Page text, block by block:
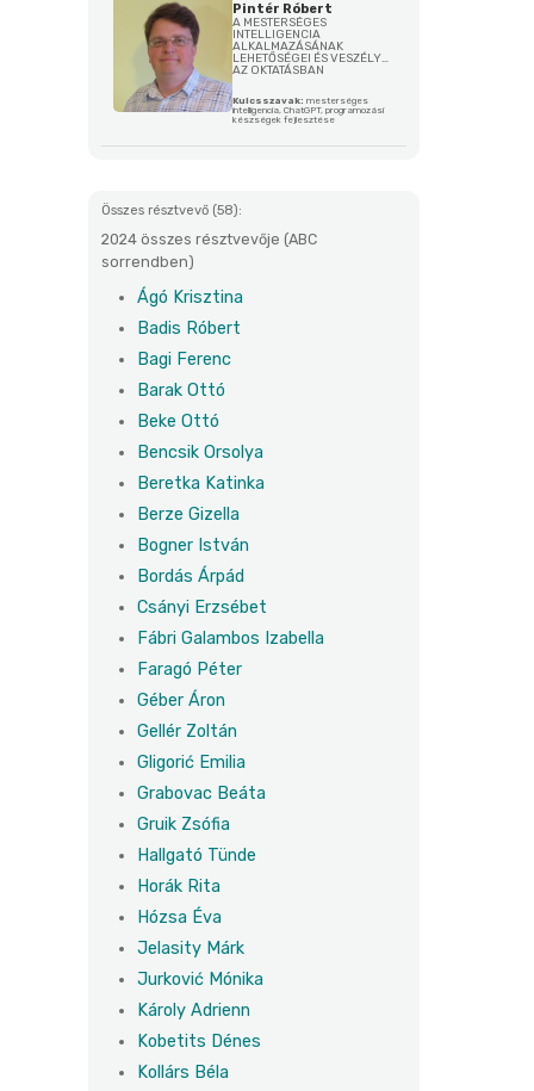
Pintér Róbert
A MESTERSÉGES
INTELLIGENCIA
ALKALMAZÁSÁNAK
LEHETŐSÉGEI ÉS VESZÉLYEI
AZ OKTATÁSBAN
Kulcsszavak: mesterséges
intelligencia, ChatGPT, programozási
készségek fejlesztése
Összes résztvevő (58):
2024 összes résztvevője (ABC
sorrendben)
Ágó Krisztina
Badis Róbert
Bagi Ferenc
Barak Ottó
Beke Ottó
Bencsik Orsolya
Beretka Katinka
Berze Gizella
Bogner István
Bordás Árpád
Csányi Erzsébet
Fábri Galambos Izabella
Faragó Péter
Géber Áron
Gellér Zoltán
Gligorić Emilia
Grabovac Beáta
Gruik Zsófia
Hallgató Tünde
Horák Rita
Hózsa Éva
Jelasity Márk
Jurković Mónika
Károly Adrienn
Kobetits Dénes
Kollárs Béla